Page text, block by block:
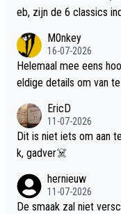
eb, zijn de 6 classics
M0nkey
16-07-2026
Helemaal mee eens
eldige details om van
EricD
11-07-2026
Dit is niet iets om aan
k, gadver☠️
hernieuw
11-07-2026
De smaak zal niet